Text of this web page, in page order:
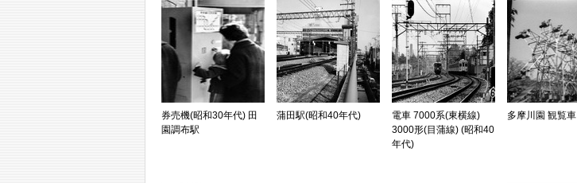
券売機(昭和30年代) 田
園調布駅
蒲田駅(昭和40年代)
電車 7000系(東横線)
3000形(目蒲線) (昭和40
年代)
多摩川園 観覧車